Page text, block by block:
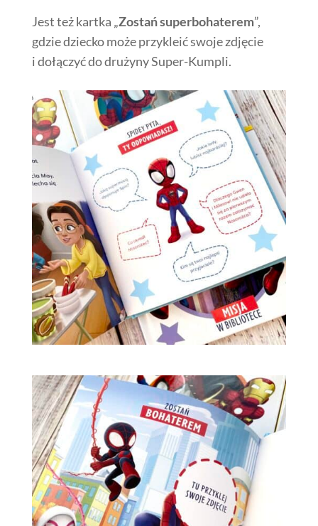
Jest też kartka „Zostań superbohaterem”,
gdzie dziecko może przykleić swoje zdjęcie
i dołączyć do drużyny Super-Kumpli.